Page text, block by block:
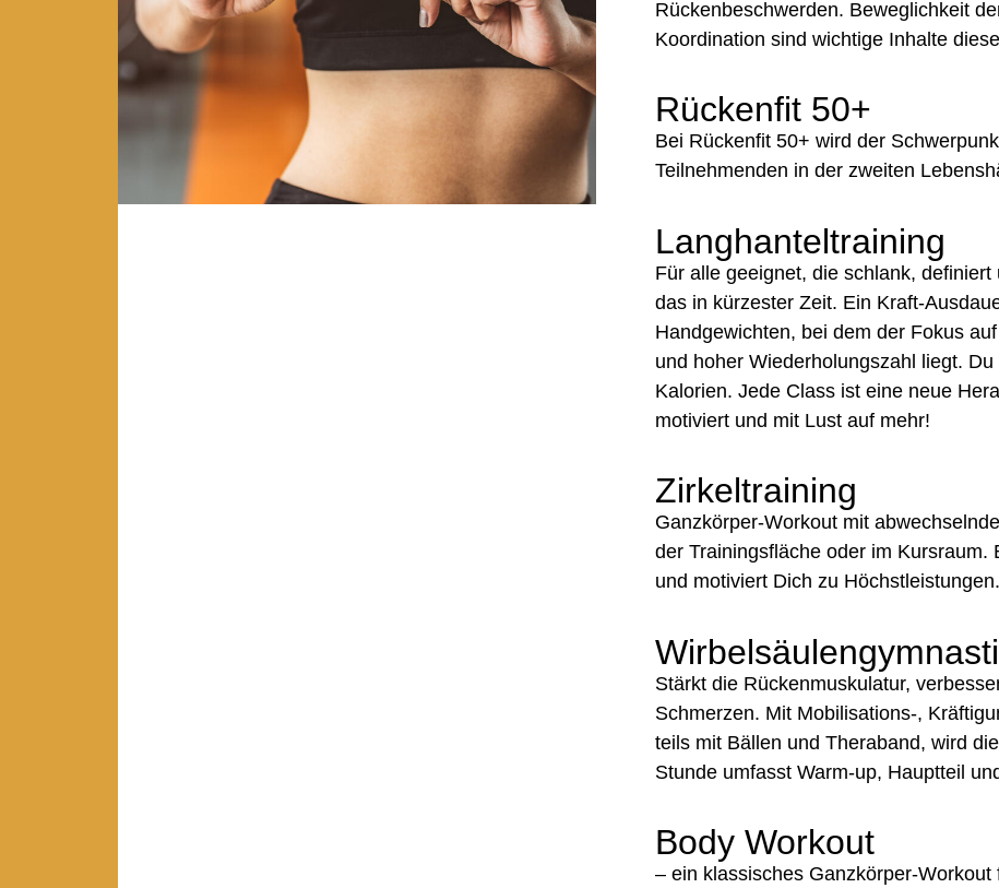
Rückenbeschwerden. Beweglichkeit
Koordination sind wichtige Inhalte
Rückenfit 50+
Bei Rückenfit 50+ wird der
Teilnehmenden in der zweiten
Langhanteltraining
Für alle geeignet, die schlank,
das in kürzester Zeit. Ein Kraft-
Handgewichten, bei dem der Fokus
und hoher Wiederholungszahl liegt.
Kalorien. Jede Class ist eine neue
motiviert und mit Lust auf mehr!
Zirkeltraining
Ganzkörper-Workout mit
der Trainingsfläche oder im Kursraum.
und motiviert Dich zu Höchstleistungen.
Stärkt die Rückenmuskulatur,
Schmerzen. Mit Mobilisations-,
teils mit Bällen und Theraband, wird
Stunde umfasst Warm-up, Hauptteil
Body Workout
– ein klassisches Ganzkörper-